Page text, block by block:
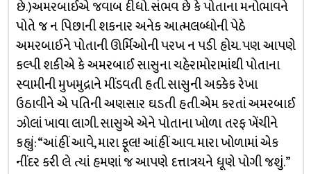
છે.)અમરબાઈએ જવાબ દીધો. સંભવ છે કે પોતાના મનોભાવને
પોતે જ ન પિછાની શકનાર અનેક આત્મલબ્ધોની પેઠે
અમરબાઈને પોતાની ઊર્મિઓની પરખ ન પડી હોય. પણ આપણે
કલ્પી શકીએ કે અમરબાઈ સાસુના ચહેરામોરામાંથી પોતાના
સ્વામીની મુખમુદ્રાને મીંડવતી હતી. સાસુની અક્કેક રેખા
ઉઠાવીને એ પતિની અણસાર ઘડતી હતી.એમ કરતાં અમરબાઈ
ઝોલાં ખાવા લાગી. સાસુએ એને પોતાના ખોળા તરફ ખેંચીને
કહ્યું: “આંહીં આવે, મારા ફૂલ! આંહીં આવ. મારા ખોળામાં એક
નીંદર કરી લે ત્યાં હમણાં જ આપણે દત્તાત્રયને ધૂણે પોગી જશું.”